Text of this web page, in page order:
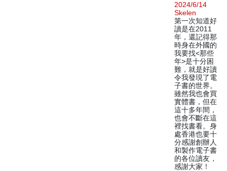
2024/6/14
Skelen
第一次知道好
讀是在2011
年，還記得那
時身在外國的
我要找<那些
年>是十分困
難，就是好讀
令我發現了電
子書的世界。
雖然我也會買
實體書，但在
這十多年間，
也會不斷在這
裡找書看。身
處香港也要十
分感謝創辦人
和製作電子書
的各位讀友，
感謝大家！